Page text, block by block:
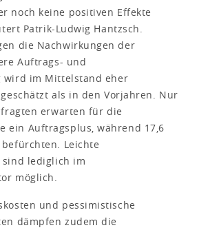
noch keine positiven Effekte
Patrik-Ludwig Hantzsch.
die Nachwirkungen der
Auftrags- und
wird im Mittelstand eher
als in den Vorjahren. Nur
erwarten für die
ein Auftragsplus, während 17,6
befürchten. Leichte
lediglich im
möglich.
und pessimistische
dämpfen zudem die